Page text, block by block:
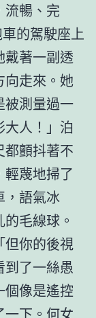
流暢、完
的駕駛座上
戴著一副透
向走來。她
被測量過一
人！」泊
都顫抖著不
蔑地掃了
，語氣冰
毛線球。
但你的後視
了一絲愚
個像是遙控
一下。何女